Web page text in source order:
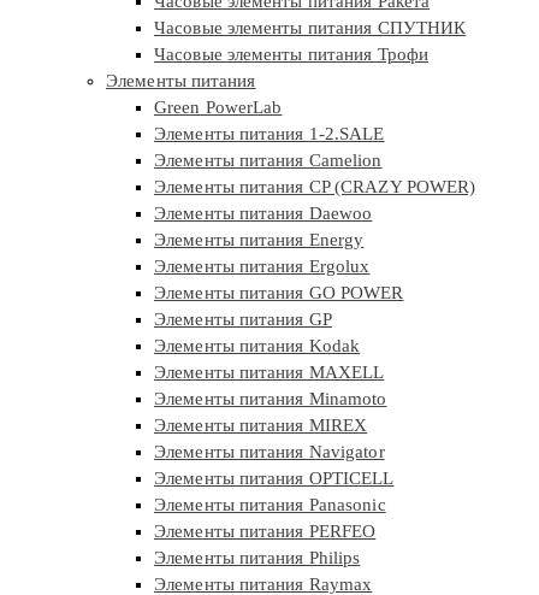
Часовые элементы питания СПУТНИК
Часовые элементы питания Трофи
Элементы питания
Green PowerLab
Элементы питания 1-2.SALE
Элементы питания Camelion
Элементы питания CP (CRAZY POWER)
Элементы питания Daewoo
Элементы питания Energy
Элементы питания Ergolux
Элементы питания GO POWER
Элементы питания GP
Элементы питания Kodak
Элементы питания MAXELL
Элементы питания Minamoto
Элементы питания MIREX
Элементы питания Navigator
Элементы питания OPTICELL
Элементы питания Panasonic
Элементы питания PERFEO
Элементы питания Philips
Элементы питания Raymax